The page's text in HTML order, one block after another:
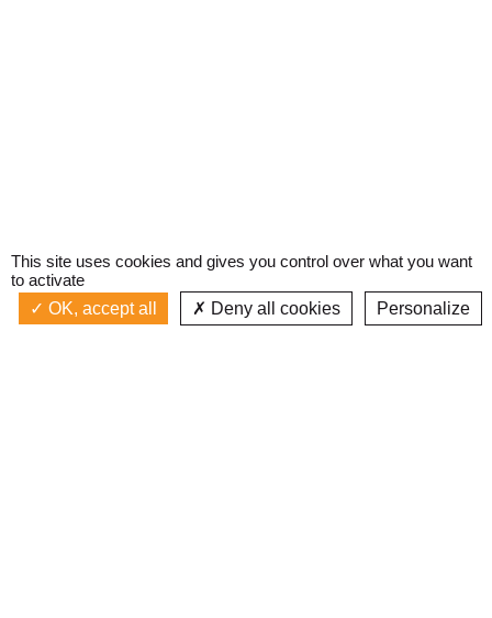
Émission à l'antenne
Actualités La radio
This site uses cookies and gives you control over what you want
to activate
OK, accept all
Deny all cookies
Personalize